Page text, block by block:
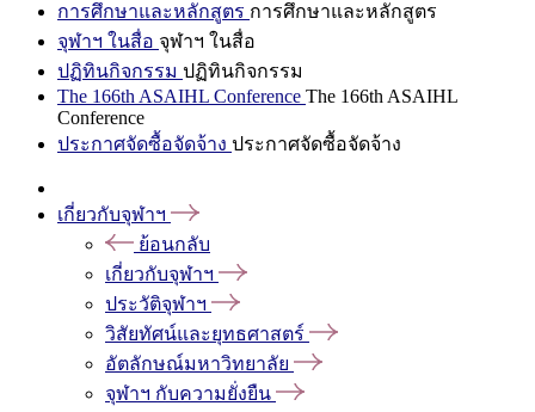
การศึกษาและหลักสูตร การศึกษาและหลักสูตร
จุฬาฯ ในสื่อ จุฬาฯ ในสื่อ
ปฏิทินกิจกรรม ปฏิทินกิจกรรม
The 166th ASAIHL Conference The 166th ASAIHL
Conference
ประกาศจัดซื้อจัดจ้าง ประกาศจัดซื้อจัดจ้าง
เกี่ยวกับจุฬาฯ
ย้อนกลับ
เกี่ยวกับจุฬาฯ
ประวัติจุฬาฯ
วิสัยทัศน์และยุทธศาสตร์
อัตลักษณ์มหาวิทยาลัย
จุฬาฯ กับความยั่งยืน